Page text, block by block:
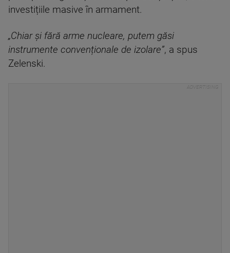
investițiile masive în armament.
„Chiar și fără arme nucleare, putem găsi
instrumente convenționale de izolare”, a spus
Zelenski.